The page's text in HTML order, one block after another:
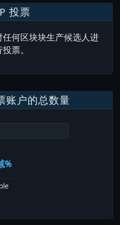
投票
何区块块生产候选人进
票。
账户的总数量
%